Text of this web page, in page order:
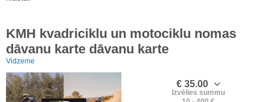
KMH kvadriciklu un motociklu nomas
dāvanu karte dāvanu karte
Vidzeme
€ 35.00
Izvēlies summu